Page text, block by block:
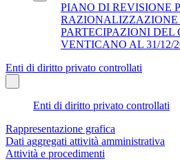
PIANO DI REVISIONE
RAZIONALIZZAZIONE
PARTECIPAZIONI DEL
VENTICANO AL 31/12/
Enti di diritto privato controllati
Enti di diritto privato controllati
Rappresentazione grafica
Dati aggregati attività amministrativa
Attività e procedimenti